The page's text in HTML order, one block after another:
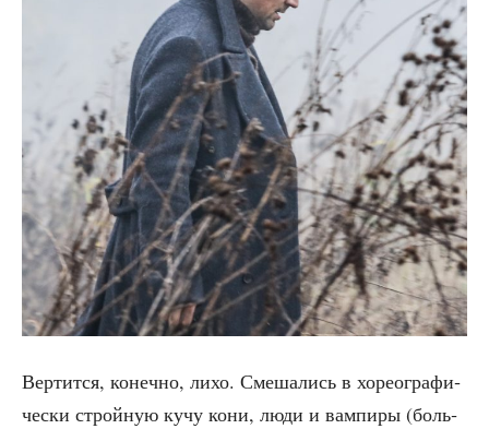
Вер­тит­ся, конеч­но, лихо. Сме­ша­лись в хорео­гра­фи­
че­ски строй­ную кучу кони, люди и вам­пи­ры (боль­